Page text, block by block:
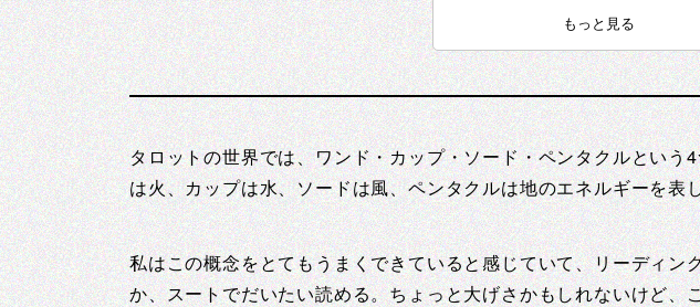
もっと見る
タロットの世界では、ワンド・カップ・ソード・ペンタクルとい
は火、カップは水、ソードは風、ペンタクルは地のエネルギーを表
私はこの概念をとてもうまくできていると感じていて、リーディン
か、スートでだいたい読める。ちょっと大げさかもしれないけど、